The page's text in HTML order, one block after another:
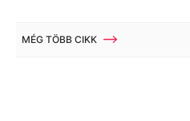
MÉG TÖBB CIKK